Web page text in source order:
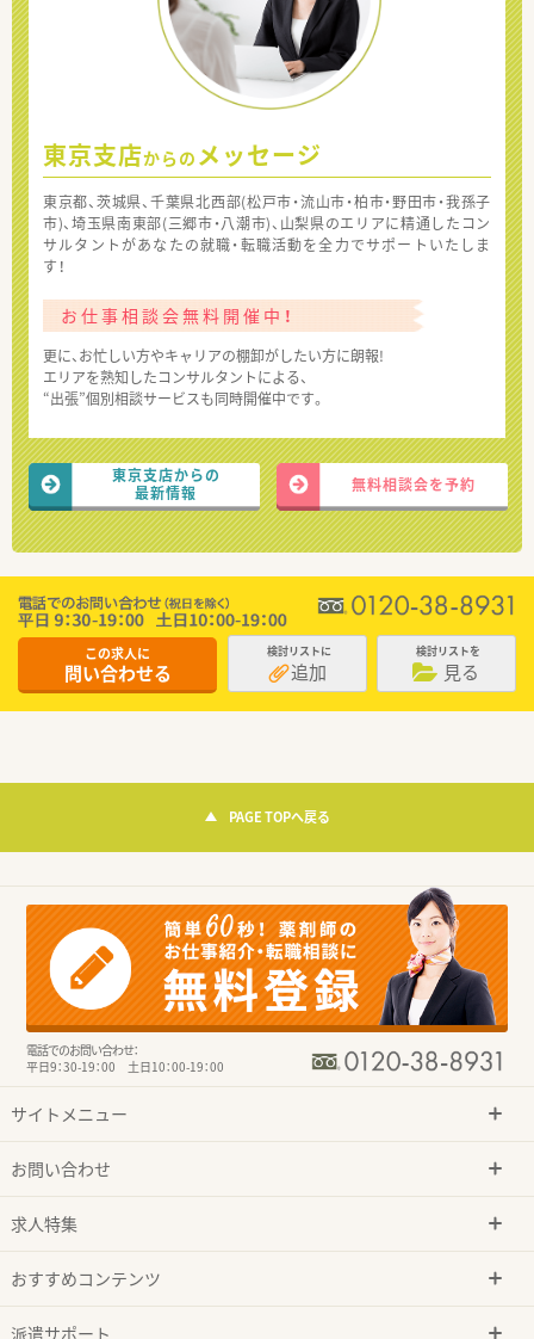
東京支店からの メッセージ
東京都、茨城県、千葉県北西部(松戸市・流山市・柏市・野田市・我孫子
市)、埼玉県南東部(三郷市・八潮市)、山梨県のエリアに精通したコン
サルタントがあなたの就職・転職活動を全力でサポートいたしま
す！
お仕事相談会無料開催中！
更に、お忙しい方やキャリアの棚卸がしたい方に朗報!
エリアを熟知したコンサルタントによる、
“出張”個別相談サービスも同時開催中です。
東京支店からの
最新情報
無料相談会を予約
この求人に
問い合わせる
検討リストに
追加
検討リストを
見る
PAGE TOPへ戻る
電話でのお問い合わせ：
平日9：30-19：00 土日10：00-19：00
サイトメニュー
お問い合わせ
求人特集
おすすめコンテンツ
派遣サポート